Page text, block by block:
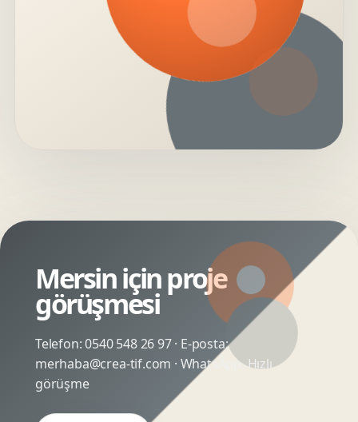
Mersin için proje
görüşmesi
Telefon:0540 548 26 97· E-posta:
merhaba@crea-tif.com · WhatsApp:Hızlı
görüşme